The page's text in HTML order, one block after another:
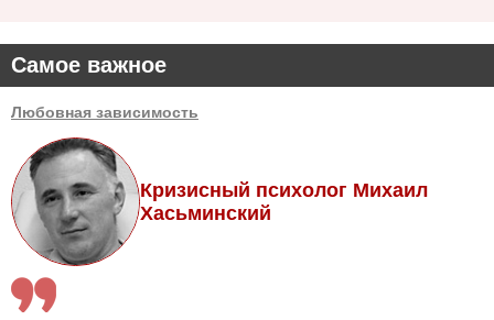
Самое важное
Любовная зависимость
Кризисный психолог Михаил
Хасьминский